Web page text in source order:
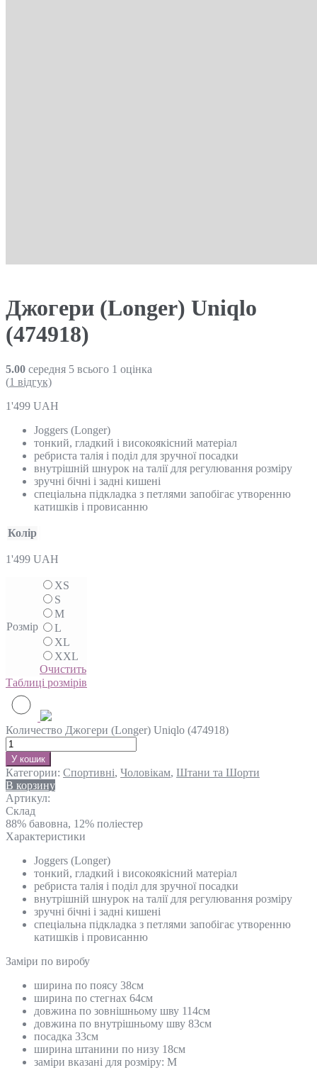
Джогери (Longer) Uniqlo
(474918)
5.00 середня 5 всього 1 оцінка
(1 відгук)
1'499 UAH
Joggers (Longer)
тонкий, гладкий і високоякісний матеріал
ребриста талія і поділ для зручної посадки
внутрішній шнурок на талії для регулювання розміру
зручні бічні і задні кишені
спеціальна підкладка з петлями запобігає утворенню
катишків і провисанню
Колір
1'499 UAH
Розмір
XS
S
M
L
XL
XXL
Очистить
Таблиці розмірів
Количество Джогери (Longer) Uniqlo (474918)
У кошик
Категории: Спортивні, Чоловікам, Штани та Шорти
В корзину
Артикул:
Склад
88% бавовна, 12% поліестер
Характеристики
Joggers (Longer)
тонкий, гладкий і високоякісний матеріал
ребриста талія і поділ для зручної посадки
внутрішній шнурок на талії для регулювання розміру
зручні бічні і задні кишені
спеціальна підкладка з петлями запобігає утворенню
катишків і провисанню
Замiри по виробу
ширина по поясу 38см
ширина по стегнах 64см
довжина по зовнішньому шву 114см
довжина по внутрішньому шву 83см
посадка 33см
ширина штанини по низу 18см
заміри вказані для розміру: М